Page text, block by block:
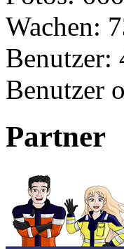
Wachen:
Benutzer:
Benutzer
Partner